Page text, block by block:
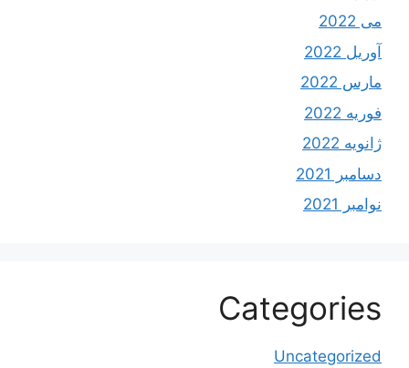
می 2022
آوریل 2022
مارس 2022
فوریه 2022
ژانویه 2022
دسامبر 2021
نوامبر 2021
Categories
Uncategorized